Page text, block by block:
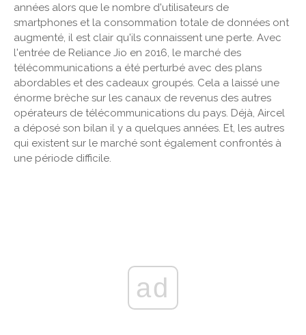
années alors que le nombre d'utilisateurs de
smartphones et la consommation totale de données ont
augmenté, il est clair qu'ils connaissent une perte. Avec
l'entrée de Reliance Jio en 2016, le marché des
télécommunications a été perturbé avec des plans
abordables et des cadeaux groupés. Cela a laissé une
énorme brèche sur les canaux de revenus des autres
opérateurs de télécommunications du pays. Déjà, Aircel
a déposé son bilan il y a quelques années. Et, les autres
qui existent sur le marché sont également confrontés à
une période difficile.
ad